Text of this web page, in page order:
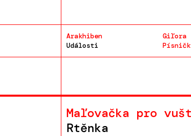
Arakhiben
Události
Giľora
Maľovačka pro
Rtěnka